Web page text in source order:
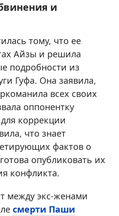
и
тому, что ее
Айзы и решила
подробности из
Гуфа. Она заявила,
всех своих
оппонентку
коррекции
что знает
фактов о
опубликовать их
конфликта.
между экс-женами
смерти Паши